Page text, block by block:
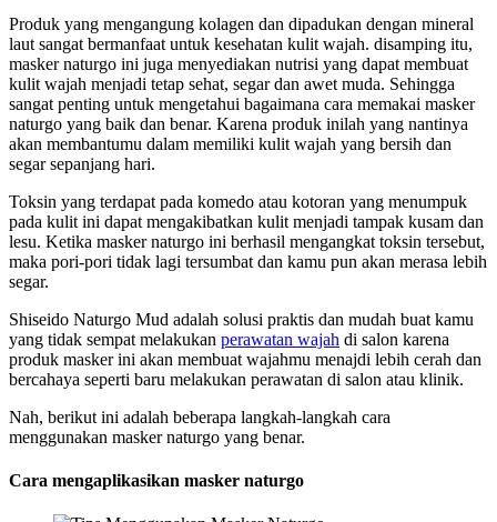
Produk yang mengangung kolagen dan dipadukan dengan mineral
laut sangat bermanfaat untuk kesehatan kulit wajah. disamping itu,
masker naturgo ini juga menyediakan nutrisi yang dapat membuat
kulit wajah menjadi tetap sehat, segar dan awet muda. Sehingga
sangat penting untuk mengetahui bagaimana cara memakai masker
naturgo yang baik dan benar. Karena produk inilah yang nantinya
akan membantumu dalam memiliki kulit wajah yang bersih dan
segar sepanjang hari.
Toksin yang terdapat pada komedo atau kotoran yang menumpuk
pada kulit ini dapat mengakibatkan kulit menjadi tampak kusam dan
lesu. Ketika masker naturgo ini berhasil mengangkat toksin tersebut,
maka pori-pori tidak lagi tersumbat dan kamu pun akan merasa lebih
segar.
Shiseido Naturgo Mud adalah solusi praktis dan mudah buat kamu
yang tidak sempat melakukan perawatan wajah di salon karena
produk masker ini akan membuat wajahmu menajdi lebih cerah dan
bercahaya seperti baru melakukan perawatan di salon atau klinik.
Nah, berikut ini adalah beberapa langkah-langkah cara
menggunakan masker naturgo yang benar.
Cara mengaplikasikan masker naturgo